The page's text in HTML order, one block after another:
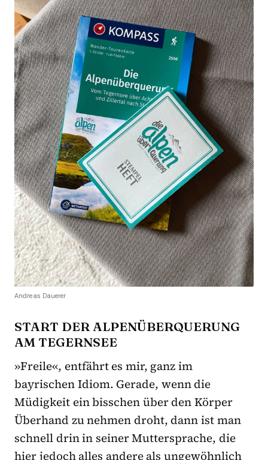
Andreas Dauerer
START DER ALPENÜBERQUERUNG
AM TEGERNSEE
»Freile«, entfährt es mir, ganz im
bayrischen Idiom. Gerade, wenn die
Müdigkeit ein bisschen über den Körper
Überhand zu nehmen droht, dann ist man
schnell drin in seiner Muttersprache, die
hier jedoch alles andere als ungewöhnlich